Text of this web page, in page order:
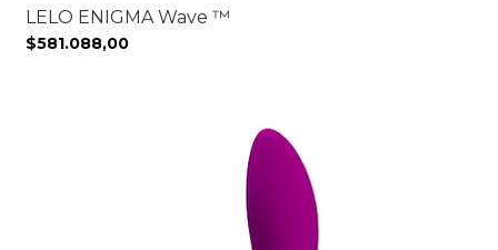
LELO ENIGMA Wave ™
$581.088,00